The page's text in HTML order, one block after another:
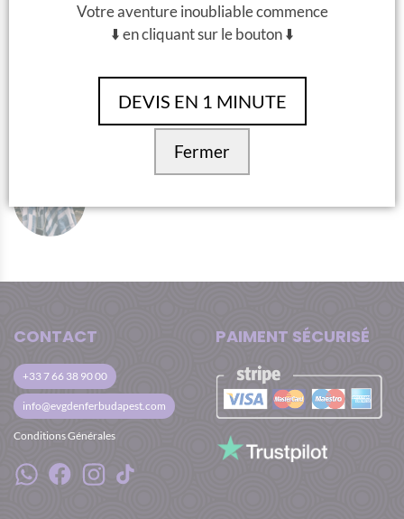
CONTACT
+33 7 66 38 90 00
info@evgdenferbudapest.com
Conditions Générales
PAIMENT SÉCURISÉ
Votre aventure inoubliable commence
⬇️ en cliquant sur le bouton ⬇️
DEVIS EN 1 MINUTE
Fermer